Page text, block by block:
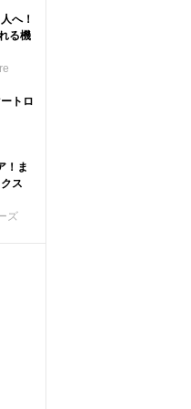
へ！
る機
トロ
！ま
ス
ズ